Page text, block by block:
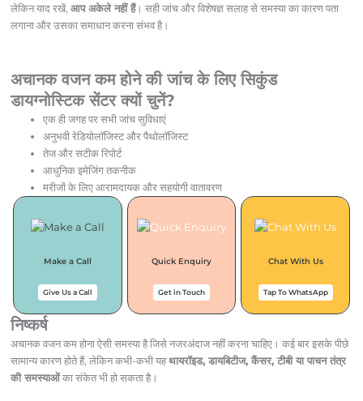
लेकिन याद रखें, आप अकेले नहीं हैं। सही जांच और विशेषज्ञ सलाह से समस्या का कारण पता
लगाना और उसका समाधान करना संभव है।
अचानक वजन कम होने की जांच के लिए सिकुंड
डायग्नोस्टिक सेंटर क्यों चुनें?
एक ही जगह पर सभी जांच सुविधाएं
अनुभवी रेडियोलॉजिस्ट और पैथोलॉजिस्ट
तेज और सटीक रिपोर्ट
आधुनिक इमेजिंग तकनीक
मरीजों के लिए आरामदायक और सहयोगी वातावरण
Make a Call
Give Us a Call
Quick Enquiry
Get in Touch
Chat With Us
Tap To WhatsApp
निष्कर्ष
अचानक वजन कम होना ऐसी समस्या है जिसे नजरअंदाज नहीं करना चाहिए। कई बार इसके पीछे
सामान्य कारण होते हैं, लेकिन कभी-कभी यहथायरॉइड, डायबिटीज, कैंसर, टीबी या पाचन तंत्र
की समस्याओंका संकेत भी हो सकता है।